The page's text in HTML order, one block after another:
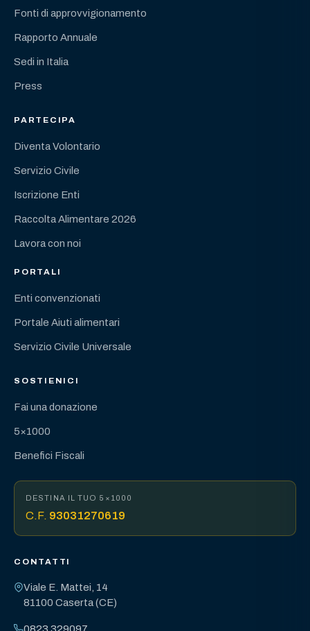
Fonti di approvvigionamento
Rapporto Annuale
Sedi in Italia
Press
PARTECIPA
Diventa Volontario
Servizio Civile
Iscrizione Enti
Raccolta Alimentare 2026
Lavora con noi
PORTALI
Enti convenzionati
Portale Aiuti alimentari
Servizio Civile Universale
SOSTIENICI
Fai una donazione
5×1000
Benefici Fiscali
DESTINA IL TUO 5×1000
C.F. 93031270619
CONTATTI
Viale E. Mattei, 14
81100 Caserta (CE)
0823 329097